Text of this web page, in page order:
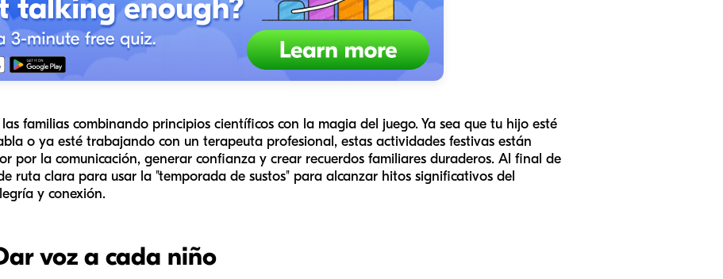
familias combinando principios científicos con la magia del juego. Ya sea que tu hijo esté
o ya esté trabajando con un terapeuta profesional, estas actividades festivas están
por la comunicación, generar confianza y crear recuerdos familiares duraderos. Al final de
ruta clara para usar la "temporada de sustos" para alcanzar hitos significativos del
y conexión.
voz a cada niño